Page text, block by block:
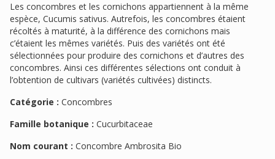
Les concombres et les cornichons appartiennent à la même
espèce, Cucumis sativus. Autrefois, les concombres étaient
récoltés à maturité, à la différence des cornichons mais
c’étaient les mêmes variétés. Puis des variétés ont été
sélectionnées pour produire des cornichons et d’autres des
concombres. Ainsi ces différentes sélections ont conduit à
l’obtention de cultivars (variétés cultivées) distincts.
Catégorie : Concombres
Famille botanique : Cucurbitaceae
Nom courant : Concombre Ambrosita Bio